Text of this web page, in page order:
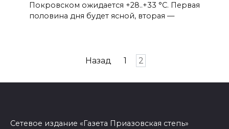
Покровском ожидается +28..+33 °C. Первая
половина дня будет ясной, вторая —
Назад 1 2
Сетевое издание «Газета Приазовская степь»